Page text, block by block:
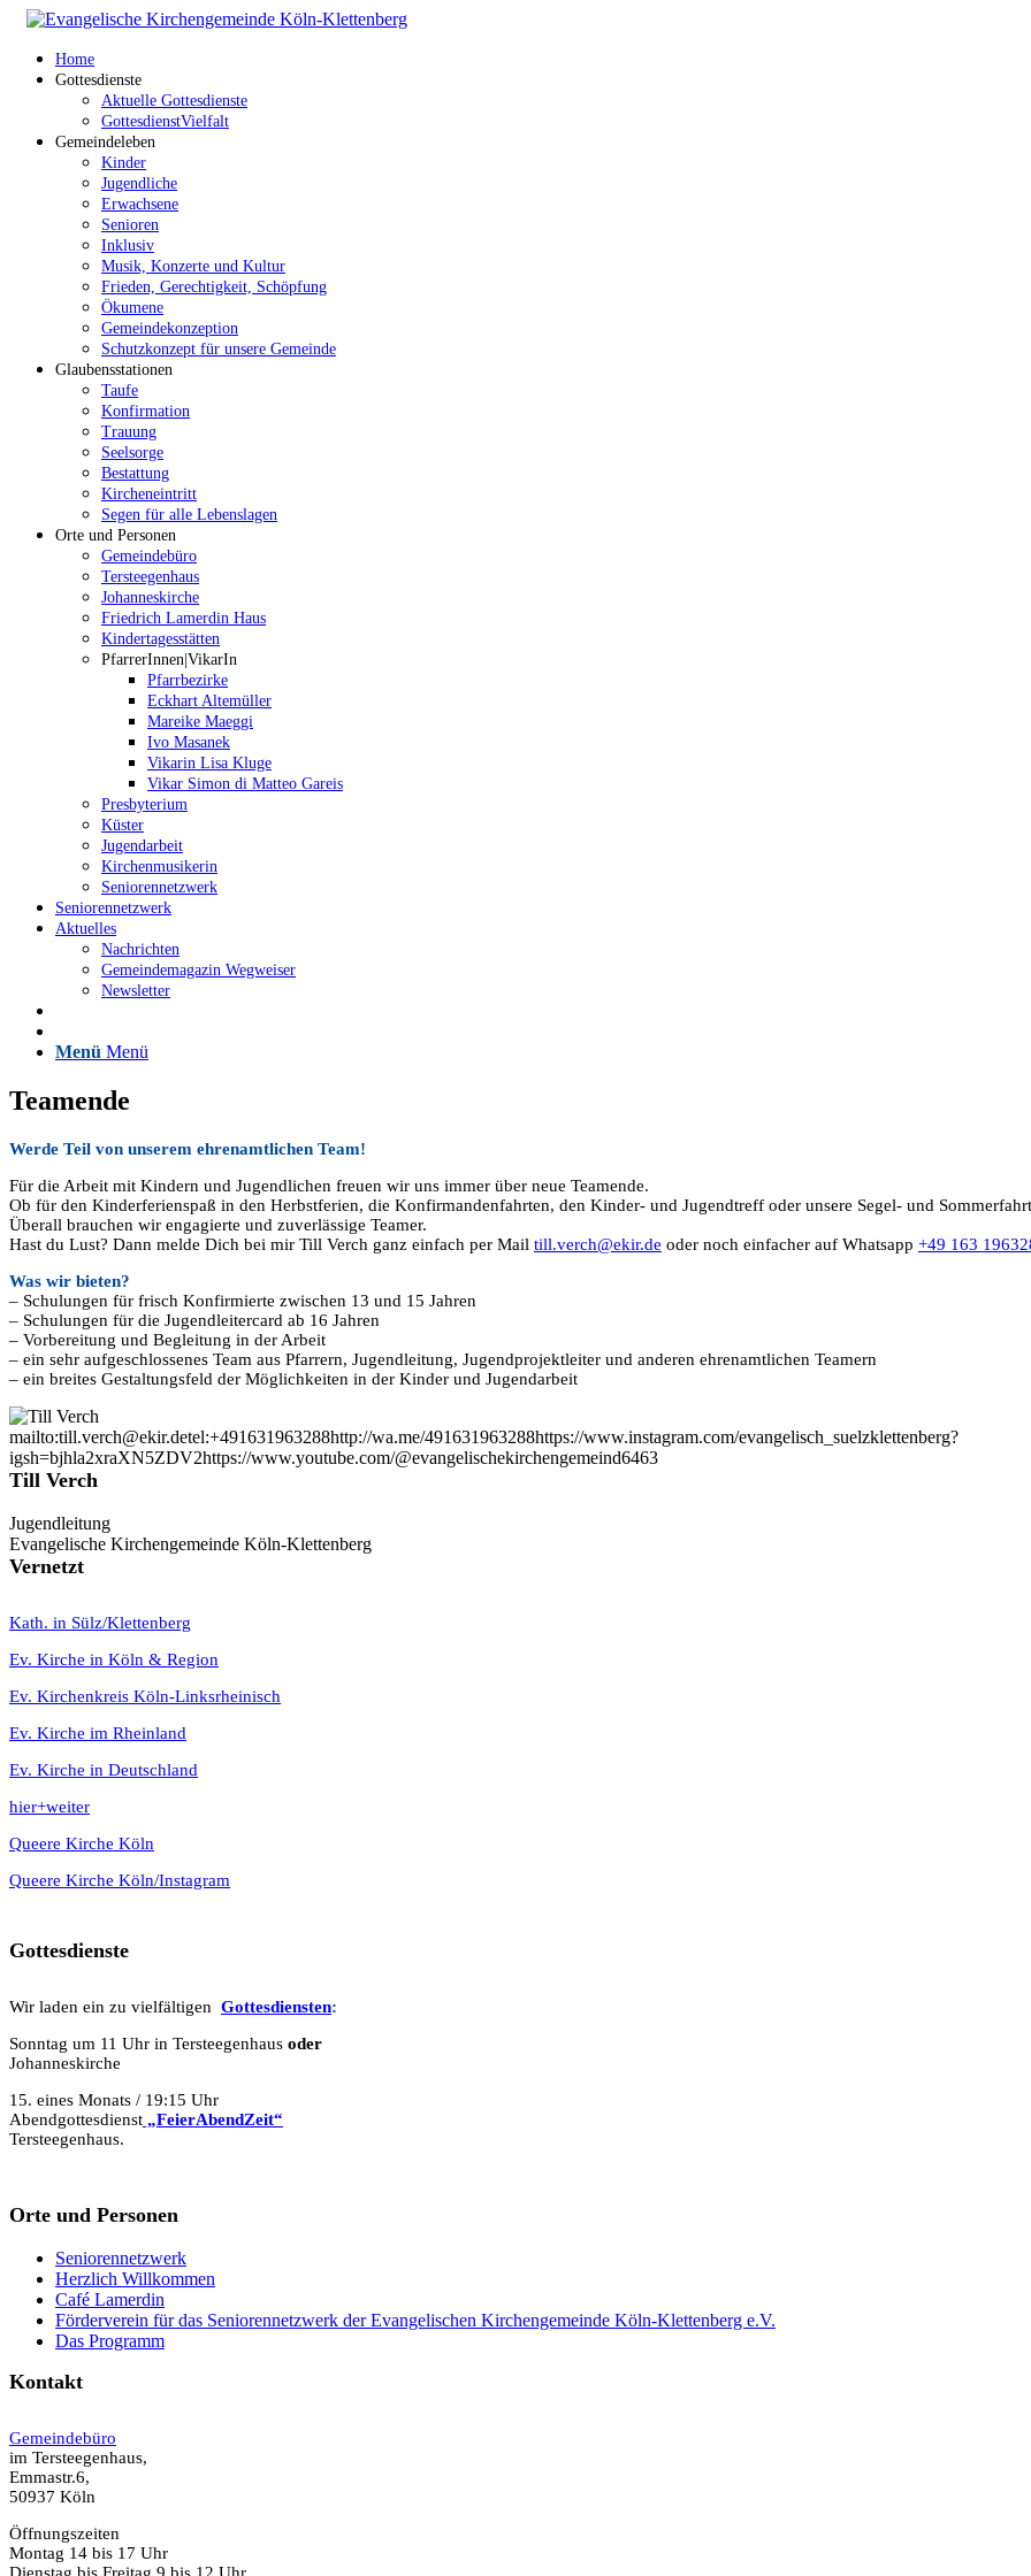
Home
Gottesdienste
Aktuelle Gottesdienste
GottesdienstVielfalt
Gemeindeleben
Kinder
Jugendliche
Erwachsene
Senioren
Inklusiv
Musik, Konzerte und Kultur
Frieden, Gerechtigkeit, Schöpfung
Ökumene
Gemeindekonzeption
Schutzkonzept für unsere Gemeinde
Glaubensstationen
Taufe
Konfirmation
Trauung
Seelsorge
Bestattung
Kircheneintritt
Segen für alle Lebenslagen
Orte und Personen
Gemeindebüro
Tersteegenhaus
Johanneskirche
Friedrich Lamerdin Haus
Kindertagesstätten
PfarrerInnen|VikarIn
Pfarrbezirke
Eckhart Altemüller
Mareike Maeggi
Ivo Masanek
Vikarin Lisa Kluge
Vikar Simon di Matteo Gareis
Presbyterium
Küster
Jugendarbeit
Kirchenmusikerin
Seniorennetzwerk
Seniorennetzwerk
Aktuelles
Nachrichten
Gemeindemagazin Wegweiser
Newsletter
Menü Menü
Teamende
Werde Teil von unserem ehrenamtlichen Team!
Für die Arbeit mit Kindern und Jugendlichen freuen wir uns immer über neue Teamende.
Ob für den Kinderferienspaß in den Herbstferien, die Konfirmandenfahrten, den Kinder- und Jugendtreff oder unsere Segel- und
Überall brauchen wir engagierte und zuverlässige Teamer.
Hast du Lust? Dann melde Dich bei mir Till Verch ganz einfach per Mail till.verch@ekir.de oder noch einfacher auf Whatsapp +49 163
Was wir bieten?
– Schulungen für frisch Konfirmierte zwischen 13 und 15 Jahren
– Schulungen für die Jugendleitercard ab 16 Jahren
– Vorbereitung und Begleitung in der Arbeit
– ein sehr aufgeschlossenes Team aus Pfarrern, Jugendleitung, Jugendprojektleiter und anderen ehrenamtlichen Teamern
– ein breites Gestaltungsfeld der Möglichkeiten in der Kinder und Jugendarbeit
mailto:till.verch@ekir.detel:+491631963288http://wa.me/491631963288https://www.instagram.com/evangelisch_suelzklettenberg?
igsh=bjhla2xraXN5ZDV2https://www.youtube.com/@evangelischekirchengemeind6463
Till Verch
Jugendleitung
Evangelische Kirchengemeinde Köln-Klettenberg
Vernetzt
Kath. in Sülz/Klettenberg
Ev. Kirche in Köln & Region
Ev. Kirchenkreis Köln-Linksrheinisch
Ev. Kirche im Rheinland
Ev. Kirche in Deutschland
hier+weiter
Queere Kirche Köln
Queere Kirche Köln/Instagram
Gottesdienste
Wir laden ein zu vielfältigen Gottesdiensten:
Sonntag um 11 Uhr in Tersteegenhaus oder
Johanneskirche
15. eines Monats / 19:15 Uhr
Abendgottesdienst „FeierAbendZeit“
Tersteegenhaus.
Orte und Personen
Seniorennetzwerk
Herzlich Willkommen
Café Lamerdin
Förderverein für das Seniorennetzwerk der Evangelischen Kirchengemeinde Köln-Klettenberg e.V.
Das Programm
Kontakt
Gemeindebüro
im Tersteegenhaus,
Emmastr.6,
50937 Köln
Öffnungszeiten
Montag 14 bis 17 Uhr